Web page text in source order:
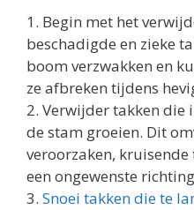
1. Begin met het
beschadigde en zieke
boom verzwakken en
ze afbreken tijdens
2. Verwijder takken die
de stam groeien. Dit
veroorzaken,
een ongewenste
3. Snoei takken die te